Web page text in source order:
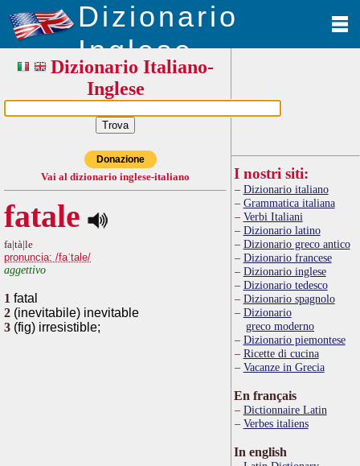
Dizionario
Inglese
Dizionario Italiano-
Inglese
Donazione
Vai al dizionario inglese-italiano
fatale
fa|tà|le
pronuncia: /faˈtale/
aggettivo
1 fatal
2 (inevitabile) inevitable
3 (fig) irresistible;
I nostri siti:
Dizionario italiano
Grammatica italiana
Verbi Italiani
Dizionario latino
Dizionario greco antico
Dizionario francese
Dizionario inglese
Dizionario tedesco
Dizionario spagnolo
Dizionario
greco moderno
Dizionario piemontese
Ricette di cucina
Vacanze in Grecia
En français
Dictionnaire Latin
Verbes italiens
In english